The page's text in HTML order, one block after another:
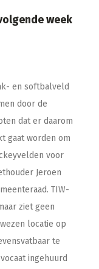
week
en softbalveld
door de
dat er daarom
gaat worden om
voor
Jeroen
TIW-
ziet geen
locatie op
te
ingehuurd